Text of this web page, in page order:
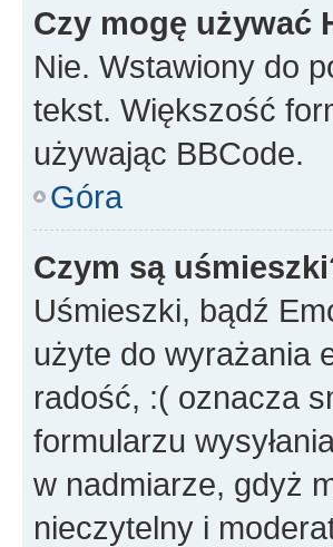
Czy mogę używać
Nie. Wstawiony do
tekst. Większość
używając BBCode.
Góra
Czym są
Uśmieszki, bądź
użyte do wyrażania
radość, :( oznacza
formularzu
w nadmiarze, gdyż
nieczytelny i